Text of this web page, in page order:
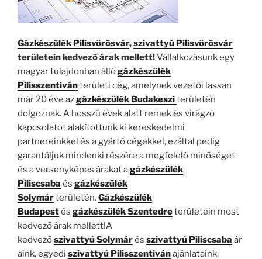
Gázkészülék Pilisvörösvár,szivattyú Pilisvörösvár
területein kedvező árak mellett!Vállalkozásunk egy
magyar tulajdonban állógázkészülék
Pilisszentivánterületi cég, amelynek vezetői lassan
már 20 éve azgázkészülék Budakesziterületén
dolgoznak. A hosszú évek alatt remek és virágzó
kapcsolatot alakítottunk ki kereskedelmi
partnereinkkel és a gyártó cégekkel, ezáltal pedig
garantáljuk mindenki részére a megfelelő minőséget
és a versenyképes árakat agázkészülék
Piliscsaba és gázkészülék
Solymárterületén.Gázkészülék
Budapestés gázkészülék Szentedreterületein most
kedvező árak mellett!A
kedvezőszivattyú Solymárés szivattyú Piliscsaba ár
aink, egyedi szivattyú Pilisszentivánajánlataink,